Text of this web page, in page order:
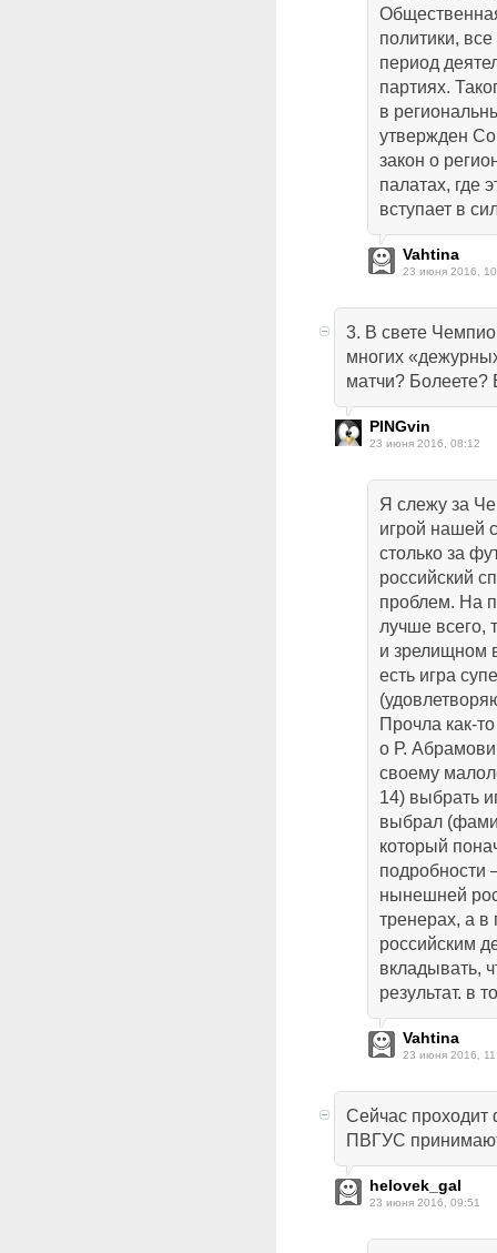
политики,
период
партиях.
в
утвержден
закон о
палатах, где
вступает в
Vahtina
23 июня 2016,
3. В свете
многих
матчи? Болеете?
PINGvin
23 июня 2016, 08:12
Я слежу за
игрой нашей
столько за
российский
проблем. На
лучше всего,
и зрелищном
есть игра
Прочла как-
о Р.
своему
14) выбрать
выбрал
который
подробности
нынешней
тренерах, а
российским
вкладывать,
результат. в
Vahtina
23 июня 2016,
Сейчас
ПВГУС
helovek_gal
23 июня 2016, 09:51